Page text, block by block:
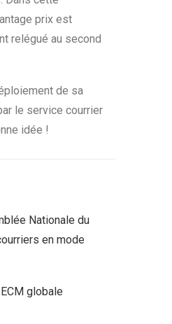
prix est
relégué au second
de sa
le service courrier
idée !
Nationale du
en mode
globale